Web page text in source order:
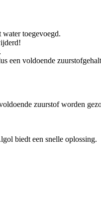
toegevoegd.
een voldoende
zuurstof worden
biedt een snelle oplossing.